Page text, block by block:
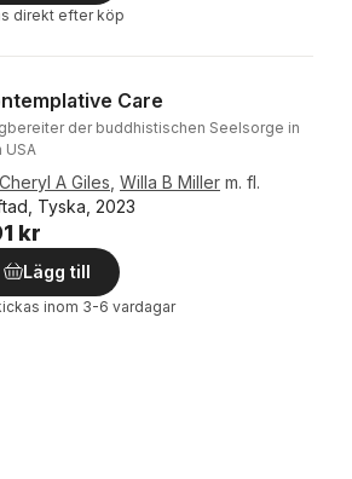
direkt efter köp
Care
der buddhistischen Seelsorge in
USA
Cheryl A Giles Willa B Miller m. fl.
Tyska, 2023
kr
Lägg till
inom 3-6 vardagar